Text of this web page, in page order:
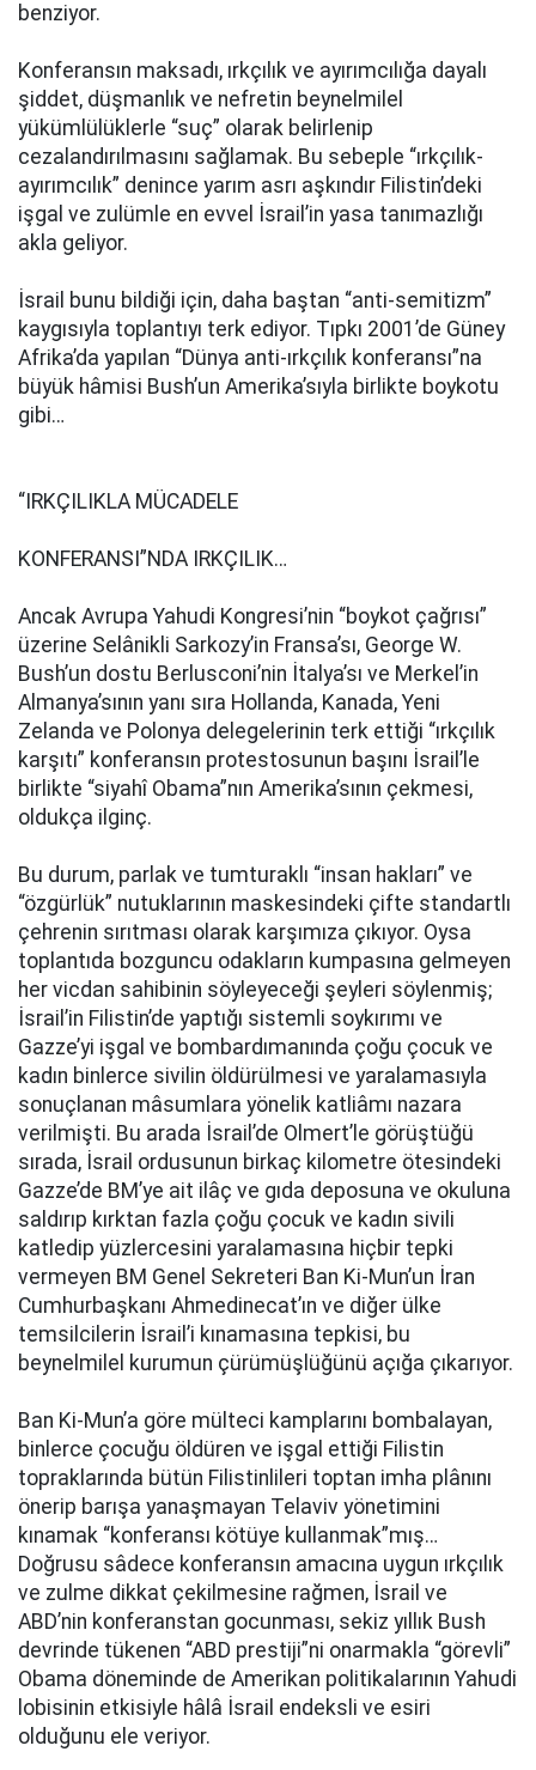
benziyor.
Konferansın maksadı, ırkçılık ve ayırımcılığa dayalı
şiddet, düşmanlık ve nefretin beynelmilel
yükümlülüklerle “suç” olarak belirlenip
cezalandırılmasını sağlamak. Bu sebeple “ırkçılık-
ayırımcılık” denince yarım asrı aşkındır Filistin’deki
işgal ve zulümle en evvel İsrail’in yasa tanımazlığı
akla geliyor.
İsrail bunu bildiği için, daha baştan “anti-semitizm”
kaygısıyla toplantıyı terk ediyor. Tıpkı 2001’de Güney
Afrika’da yapılan “Dünya anti-ırkçılık konferansı”na
büyük hâmisi Bush’un Amerika’sıyla birlikte boykotu
gibi…
“IRKÇILIKLA MÜCADELE
KONFERANSI”NDA IRKÇILIK…
Ancak Avrupa Yahudi Kongresi’nin “boykot çağrısı”
üzerine Selânikli Sarkozy’in Fransa’sı, George W.
Bush’un dostu Berlusconi’nin İtalya’sı ve Merkel’in
Almanya’sının yanı sıra Hollanda, Kanada, Yeni
Zelanda ve Polonya delegelerinin terk ettiği “ırkçılık
karşıtı” konferansın protestosunun başını İsrail’le
birlikte “siyahî Obama”nın Amerika’sının çekmesi,
oldukça ilginç.
Bu durum, parlak ve tumturaklı “insan hakları” ve
“özgürlük” nutuklarının maskesindeki çifte standartlı
çehrenin sırıtması olarak karşımıza çıkıyor. Oysa
toplantıda bozguncu odakların kumpasına gelmeyen
her vicdan sahibinin söyleyeceği şeyleri söylenmiş;
İsrail’in Filistin’de yaptığı sistemli soykırımı ve
Gazze’yi işgal ve bombardımanında çoğu çocuk ve
kadın binlerce sivilin öldürülmesi ve yaralamasıyla
sonuçlanan mâsumlara yönelik katliâmı nazara
verilmişti. Bu arada İsrail’de Olmert’le görüştüğü
sırada, İsrail ordusunun birkaç kilometre ötesindeki
Gazze’de BM’ye ait ilâç ve gıda deposuna ve okuluna
saldırıp kırktan fazla çoğu çocuk ve kadın sivili
katledip yüzlercesini yaralamasına hiçbir tepki
vermeyen BM Genel Sekreteri Ban Ki-Mun’un İran
Cumhurbaşkanı Ahmedinecat’ın ve diğer ülke
temsilcilerin İsrail’i kınamasına tepkisi, bu
beynelmilel kurumun çürümüşlüğünü açığa çıkarıyor.
Ban Ki-Mun’a göre mülteci kamplarını bombalayan,
binlerce çocuğu öldüren ve işgal ettiği Filistin
topraklarında bütün Filistinlileri toptan imha plânını
önerip barışa yanaşmayan Telaviv yönetimini
kınamak “konferansı kötüye kullanmak”mış…
Doğrusu sâdece konferansın amacına uygun ırkçılık
ve zulme dikkat çekilmesine rağmen, İsrail ve
ABD’nin konferanstan gocunması, sekiz yıllık Bush
devrinde tükenen “ABD prestiji”ni onarmakla “görevli”
Obama döneminde de Amerikan politikalarının Yahudi
lobisinin etkisiyle hâlâ İsrail endeksli ve esiri
olduğunu ele veriyor.